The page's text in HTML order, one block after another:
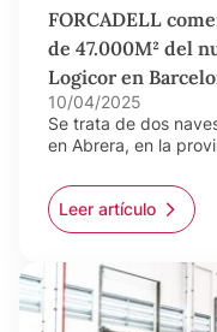
FORCADELL
de 47.000M² del
Logicor en
10/04/2025
Se trata de dos
en Abrera, en la
Leer artículo